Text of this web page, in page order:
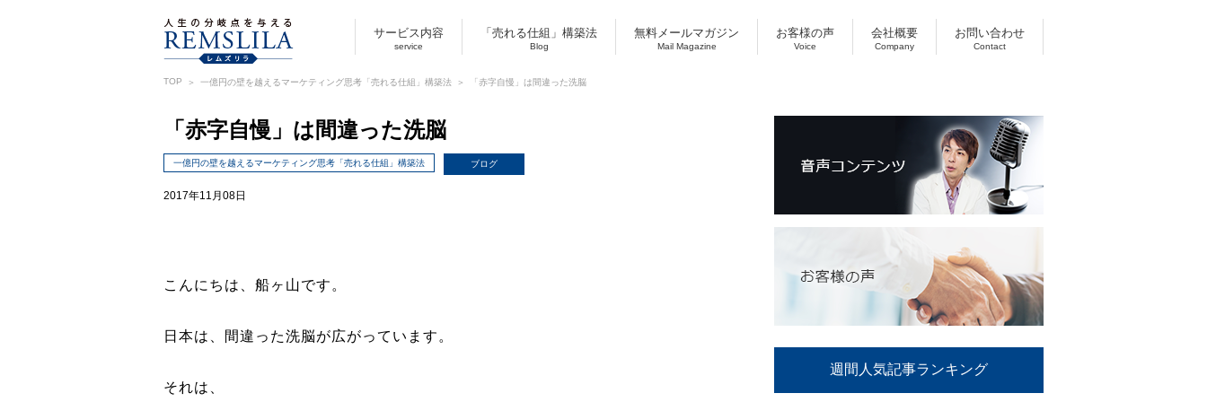
サービス内容
service
「売れる仕組」構築法
Blog
無料メールマガジン
Mail Magazine
お客様の声
Voice
会社概要
Company
お問い合わせ
Contact
TOP 一億円の壁を越えるマーケティング思考「売れる仕組」構築法 「赤字自慢」は間違った洗脳
「赤字自慢」は間違った洗脳
一億円の壁を越えるマーケティング思考「売れる仕組」構築法 ブログ
2017年11月08日
こんにちは、船ヶ山です。
日本は、間違った洗脳が広がっています。
それは、
週間人気記事ランキング